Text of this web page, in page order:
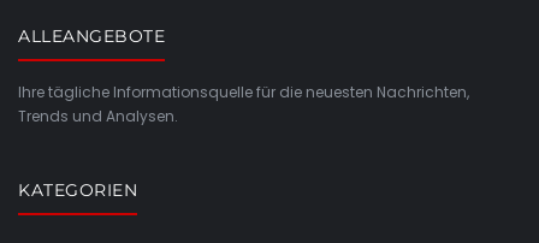
ALLEANGEBOTE
Ihre tägliche Informationsquelle für die neuesten Nachrichten,
Trends und Analysen.
KATEGORIEN